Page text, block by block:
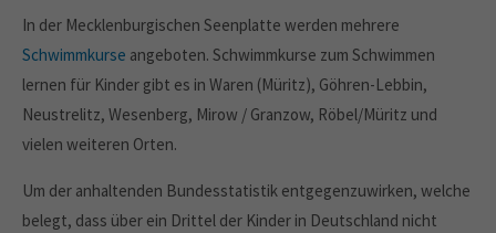
In der Mecklenburgischen Seenplatte werden mehrere
Schwimmkurse angeboten. Schwimmkurse zum Schwimmen
lernen für Kinder gibt es in Waren (Müritz), Göhren-Lebbin,
Neustrelitz, Wesenberg, Mirow / Granzow, Röbel/Müritz und
vielen weiteren Orten.
Um der anhaltenden Bundesstatistik entgegenzuwirken, welche
belegt, dass über ein Drittel der Kinder in Deutschland nicht